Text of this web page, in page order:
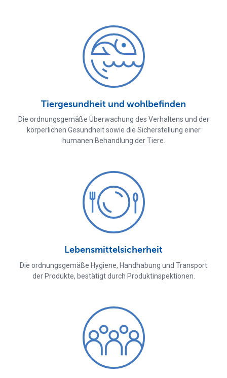
Tiergesundheit und wohlbefinden
Die ordnungsgemäße Überwachung des Verhaltens und der
körperlichen Gesundheit sowie die Sicherstellung einer
humanen Behandlung der Tiere.
Lebensmittelsicherheit
Die ordnungsgemäße Hygiene, Handhabung und Transport
der Produkte, bestätigt durch Produktinspektionen.